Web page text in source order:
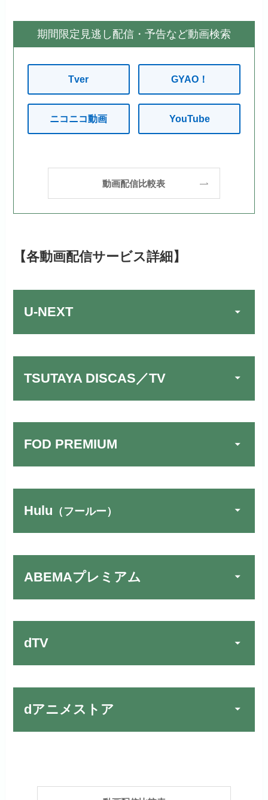
期間限定見逃し配信・予告など動画検索
Tver GYAO！
ニコニコ動画 YouTube
動画配信比較表
【各動画配信サービス詳細】
U-NEXT
リンク先：https://video.unext.jp/
す！
お試し無料期間
月額料金（税込） 2,189円
見放題作品数
190,000作品以上
TSUTAYA DISCAS／TV
公式
リンク先：
宅配レンタルとVODの2パターンが
FOD PREMIUM
FOD PREMIUMでお試
しする
リンク先 :https://fod.fujitv.co.jp/s/premium/
Hulu （フールー）
リンク先 :https://www.hulu.jp/
ABEMAプレミアム
dTV
dアニメストア